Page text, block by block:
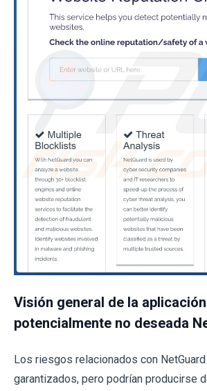
Visión general de la aplicación
potencialmente no deseada
Los riesgos relacionados con
garantizados, pero podrían producirse